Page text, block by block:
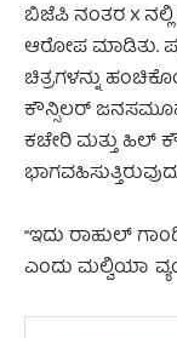
ಬಿಜೆಪಿ ನಂತರ X
ಆರೋಪ ಮಾಡಿತು.
ಚಿತ್ರಗಳನ್ನು
ಕೌನ್ಸಿಲರ್
ಕಚೇರಿ ಮತ್ತು ಹಿಲ್
“ಇದು ರಾಹುಲ್
ಎಂದು ಮಲ್ವಿಯಾ